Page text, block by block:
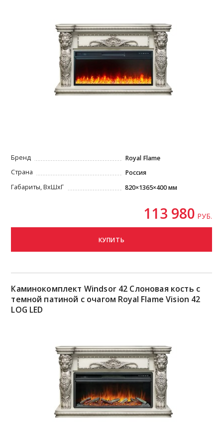
Бренд
Royal Flame
Страна
Россия
Габариты, ВxШxГ
820×1365×400 мм
113 980 РУБ.
КУПИТЬ
Каминокомплект Windsor 42 Слоновая кость с
темной патиной с очагом Royal Flame Vision 42
LOG LED